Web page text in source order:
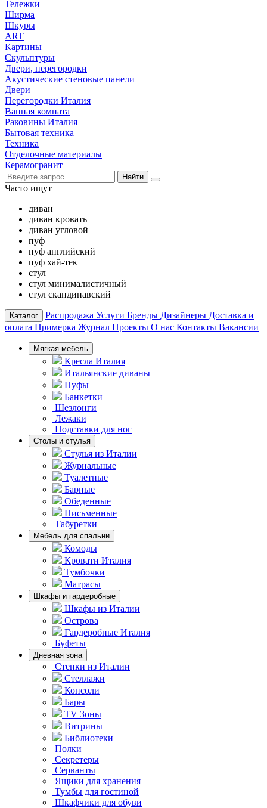
Тележки
Ширма
Шкуры
ART
Картины
Скульптуры
Двери, перегородки
Акустические стеновые панели
Двери
Перегородки Италия
Ванная комната
Раковины Италия
Бытовая техника
Техника
Отделочные материалы
Керамогранит
Найти
Часто ищут
диван
диван кровать
диван угловой
пуф
пуф английский
пуф хай-тек
стул
стул минималистичный
стул скандинавский
Каталог Распродажа Услуги Бренды Дизайнеры Доставка и
оплата Примерка Журнал Проекты О нас Контакты Вакансии
Мягкая мебель
Кресла Италия
Итальянские диваны
Пуфы
Банкетки
Шезлонги
Лежаки
Подставки для ног
Столы и стулья
Стулья из Италии
Журнальные
Туалетные
Барные
Обеденные
Письменные
Табуретки
Мебель для спальни
Комоды
Кровати Италия
Тумбочки
Матрасы
Шкафы и гардеробные
Шкафы из Италии
Острова
Гардеробные Италия
Буфеты
Дневная зона
Стенки из Италии
Стеллажи
Консоли
Бары
TV Зоны
Витрины
Библиотеки
Полки
Секретеры
Серванты
Ящики для хранения
Тумбы для гостиной
Шкафчики для обуви